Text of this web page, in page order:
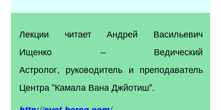
Лекции читает Андрей Васильевич
Ищенко – Ведический
Астролог, руководитель и преподаватель
Центра "Камала Вана Джйотиш".